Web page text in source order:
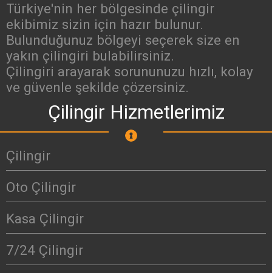
Türkiye'nin her bölgesinde çilingir
ekibimiz sizin için hazır bulunur.
Bulunduğunuz bölgeyi seçerek size en
yakın çilingiri bulabilirsiniz.
Çilingiri arayarak sorununuzu hızlı, kolay
ve güvenle şekilde çözersiniz.
Çilingir Hizmetlerimiz
Çilingir
Oto Çilingir
Kasa Çilingir
7/24 Çilingir